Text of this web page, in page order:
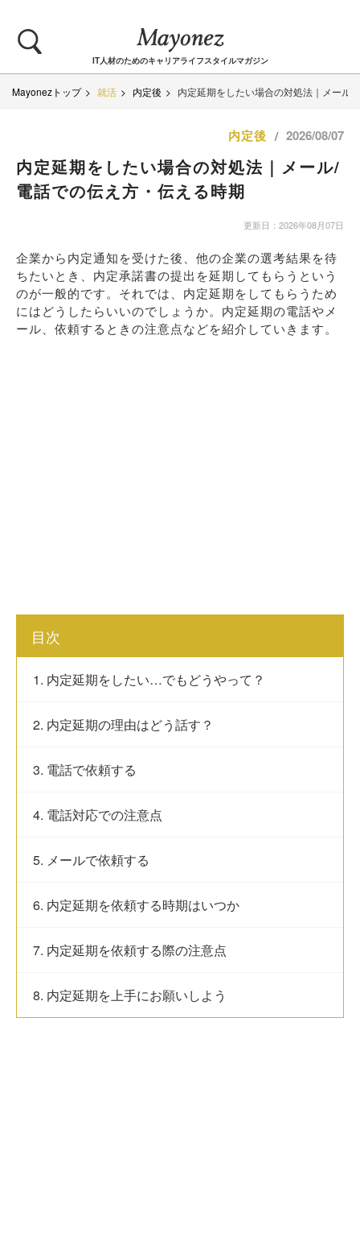
IT人材のためのキャリアライフスタイルマガジン
Mayonezトップ 就活 内定後 内定延期をしたい場合の対処法｜メール/
内定後 / 2026/08/07
内定延期をしたい場合の対処法｜メール/
電話での伝え方・伝える時期
更新日：2026年08月07日
企業から内定通知を受けた後、他の企業の選考結果を待
ちたいとき、内定承諾書の提出を延期してもらうという
のが一般的です。それでは、内定延期をしてもらうため
にはどうしたらいいのでしょうか。内定延期の電話やメ
ール、依頼するときの注意点などを紹介していきます。
目次
1. 内定延期をしたい…でもどうやって？
2. 内定延期の理由はどう話す？
3. 電話で依頼する
4. 電話対応での注意点
5. メールで依頼する
6. 内定延期を依頼する時期はいつか
7. 内定延期を依頼する際の注意点
8. 内定延期を上手にお願いしよう